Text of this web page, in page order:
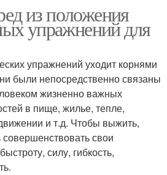
из положения
упражнений для
упражнений уходит корнями
были непосредственно связаны
жизненно важных
в пище, жилье, тепле,
и т.д. Чтобы выжить,
свои
силу, гибкость,